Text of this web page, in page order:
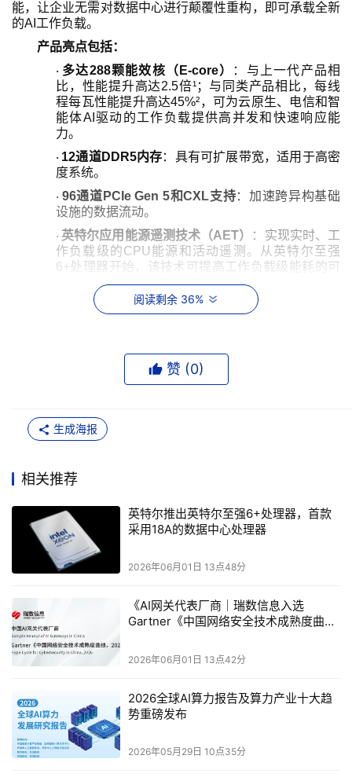
能，让企业无需对数据中心进行颠覆性重构，即可承载全新
的AI 工作负载。
产品亮点包括：
· 多达288颗能效核（ E-core）
：与上一代产品相
比，性能提升高达2.5倍¹；与同类产品相比，每线
程每瓦性能提升高达45%²，可为云原生、电信和智
能体AI 驱动的工作负载提供高并发和快速响应能
力。
· 12通道DDR5内存：具有可扩展带宽，适用于高密
度系统。
· 96通道 PCIe Gen 5和CXL支持：加速跨异构基础
设施的数据流动。
· 英特尔应用能源遥测技术（AET）
：实现实时、工
作负载级的CPU 能源和活动遥测。从英特尔至强
6+处理器开始，该技术可提高工作负载级能耗的可
9:1 的服务器整合率³：与第二代英特尔至强处
，以支持机密和多租户部署。
处理器已在电信网络基础设施中进行测
平台。其中包括来自华硕、戴尔科技、爱立信、技嘉、慧与
HPE ）、联想、超微等厂商所提供，或在其方案中采用的
这一不断壮大的产品组合，诠释了英特尔
理念，即易于部署、交付即刻可用的基础设施，从而在
架构上运行、扩展和编排爆发式增长的智能体
通过将针对高密度吞吐量和单线程性能优化的至强平台进行
互补，英特尔的客户和合作伙伴可以在成熟、广泛的硬件和
软件生态系统中调度工作负载，从而在出色效率和敏捷响应
之间获得平衡。
阅读剩余 36%
赞 (0)
生成海报
相关推荐
英特尔推出英特尔至强6+处理器，首款
采用18A的数据中心处理器
2026年06月01日 13点48分
《AI网关代表厂商｜瑞数信息入选
Gartner《中国网络安全技术成熟度曲线
2026年06月01日 13点42分
2026全球AI算力报告及算力产业十大趋
势重磅发布
2026年05月29日 10点35分